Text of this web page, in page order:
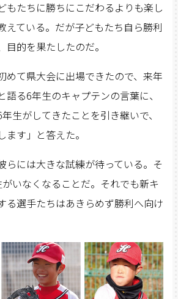
もたちに勝ちにこだわるよりも楽し
えている。だが子どもたち自ら勝利
目的を果たしたのだ。
めて県大会に出場できたので、来年
語る6年生のキャプテンの言葉に、
生がしてきたことを引き継いで、
す」と答えた。
らには大きな試練が待っている。そ
いなくなることだ。それでも新キ
る選手たちはあきらめず勝利へ向け